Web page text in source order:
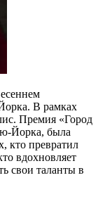
В рамках
Премия «Город
Йорка, была
кто превратил
вдохновляет
свои таланты в